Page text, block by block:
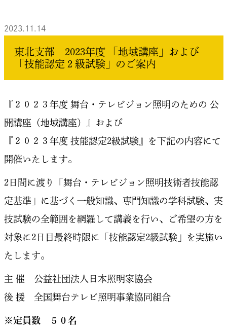
2023.11.14
東北支部 2023年度 「地域講座」および
「技能認定２級試験」のご案内
『２０２３年度 舞台・テレビジョン照明のための 公
開講座（地域講座）』および
『２０２３年度 技能認定2級試験』を下記の内容にて
開催いたします。
2日間に渡り「舞台・テレビジョン照明技術者技能認
定基準」に基づく一般知識、専門知識の学科試験、実
技試験の全範囲を網羅して講義を行い、ご希望の方を
対象に2日目最終時限に「技能認定2級試験」を実施い
たします。
主 催 公益社団法人日本照明家協会
後 援 全国舞台テレビ照明事業協同組合
※定員数 ５０名